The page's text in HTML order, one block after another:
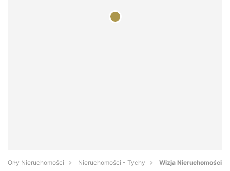
Orły Nieruchomości Nieruchomości - Tychy Wizja Nieruchomości